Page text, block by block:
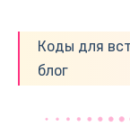
Коды для
блог